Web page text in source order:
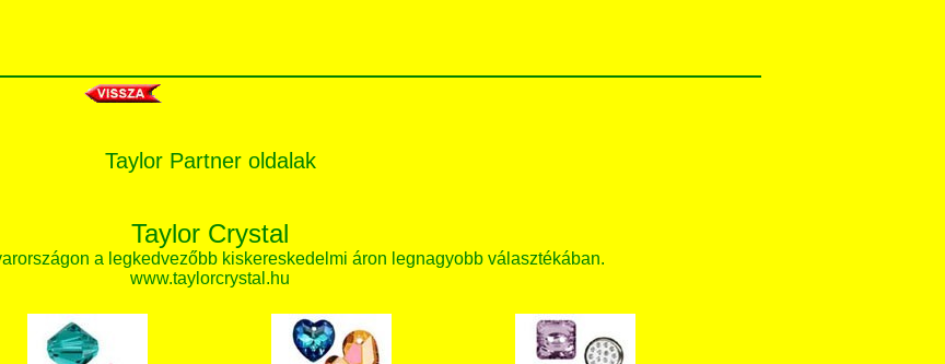
Taylor Partner oldalak
Taylor Crystal
a legkedvezőbb kiskereskedelmi áron legnagyobb választékában.
www.taylorcrystal.hu